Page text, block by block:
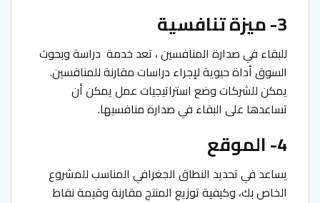
3- ميزة تنافسية
للبقاء في صدارة المنافسين ، تعد خدمة دراسة وبحوث
السوق أداة حيوية لإجراء دراسات مقارنة للمنافسين.
يمكن للشركات وضع استراتيجيات عمل يمكن أن
تساعدها على البقاء في صدارة منافسيها.
4- الموقع
يساعد في تحديد النطاق الجغرافي المناسب للمشروع
الخاص بك، وكيفية توزيع المنتج مقارنة وقيمة نقاط